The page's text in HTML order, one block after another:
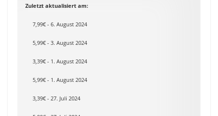
Zuletzt aktualisiert am:
7,99€ - 6. August 2024
5,99€ - 3. August 2024
3,39€ - 1. August 2024
5,99€ - 1. August 2024
3,39€ - 27. Juli 2024